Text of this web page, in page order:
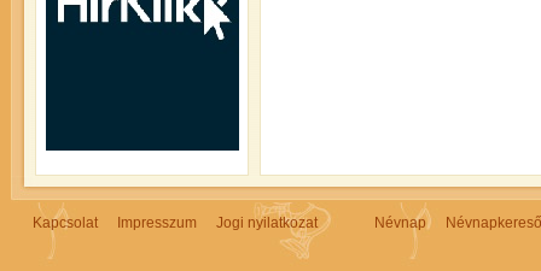
Kapcsolat Impresszum Jogi nyilatkozat Névnap Névnapkereső